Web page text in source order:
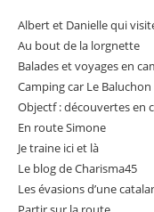
Albert et Danielle qui
Au bout de la lorgnette
Balades et voyages en
Camping car Le Baluchon
Objectf : découvertes en
En route Simone
Je traine ici et là
Le blog de Charisma45
Les évasions d’une